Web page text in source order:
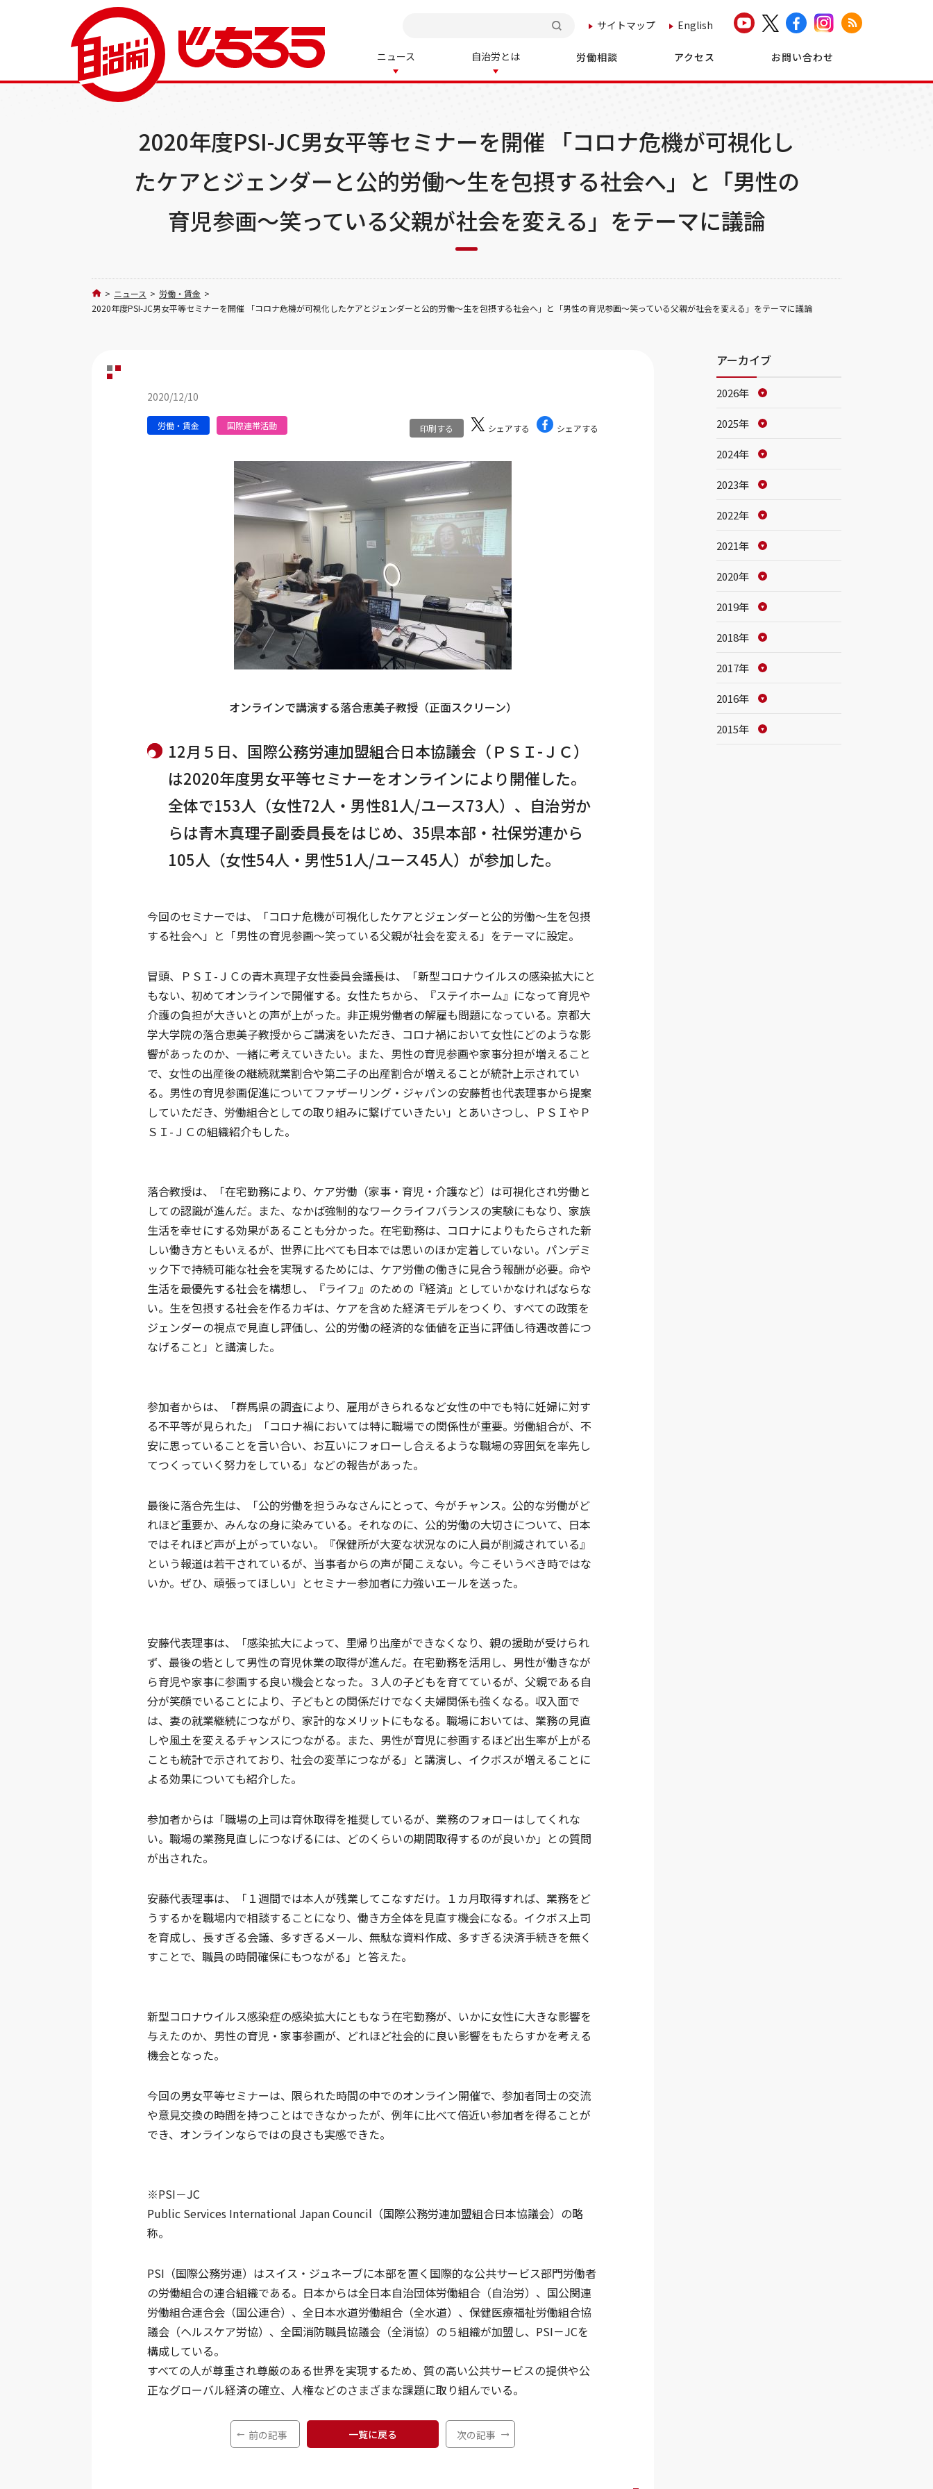
検索 サイトマップ English
ニュース 自治労とは 労働相談 アクセス お問い合わせ
2020年度PSI-JC男女平等セミナーを開催 「コロナ危機が可視化し
たケアとジェンダーと公的労働～生を包摂する社会へ」と「男性の
育児参画～笑っている父親が社会を変える」をテーマに議論
> ニュース > 労働・賃金 >
2020年度PSI-JC男女平等セミナーを開催 「コロナ危機が可視化したケアとジェンダーと公的労働～生を包摂する社会へ」と「男性の育児参画～笑っている父親が社会を変える」をテーマに議論
2020/12/10
労働・賃金 国際連帯活動 印刷する シェアする シェアする
オンラインで講演する落合恵美子教授（正面スクリーン）
12月５日、国際公務労連加盟組合日本協議会（ＰＳＩ-ＪＣ）
は2020年度男女平等セミナーをオンラインにより開催した。
全体で153人（女性72人・男性81人/ユース73人）、自治労か
らは青木真理子副委員長をはじめ、35県本部・社保労連から
105人（女性54人・男性51人/ユース45人）が参加した。
今回のセミナーでは、「コロナ危機が可視化したケアとジェンダーと公的労働～生を包摂
する社会へ」と「男性の育児参画～笑っている父親が社会を変える」をテーマに設定。
冒頭、ＰＳＩ-ＪＣの青木真理子女性委員会議長は、「新型コロナウイルスの感染拡大にと
もない、初めてオンラインで開催する。女性たちから、『ステイホーム』になって育児や
介護の負担が大きいとの声が上がった。非正規労働者の解雇も問題になっている。京都大
学大学院の落合恵美子教授からご講演をいただき、コロナ禍において女性にどのような影
響があったのか、一緒に考えていきたい。また、男性の育児参画や家事分担が増えること
で、女性の出産後の継続就業割合や第二子の出産割合が増えることが統計上示されてい
る。男性の育児参画促進についてファザーリング・ジャパンの安藤哲也代表理事から提案
していただき、労働組合としての取り組みに繋げていきたい」とあいさつし、ＰＳＩやＰ
ＳＩ-ＪＣの組織紹介もした。
落合教授は、「在宅勤務により、ケア労働（家事・育児・介護など）は可視化され労働と
しての認識が進んだ。また、なかば強制的なワークライフバランスの実験にもなり、家族
生活を幸せにする効果があることも分かった。在宅勤務は、コロナによりもたらされた新
しい働き方ともいえるが、世界に比べても日本では思いのほか定着していない。パンデミ
ック下で持続可能な社会を実現するためには、ケア労働の働きに見合う報酬が必要。命や
生活を最優先する社会を構想し、『ライフ』のための『経済』としていかなければならな
い。生を包摂する社会を作るカギは、ケアを含めた経済モデルをつくり、すべての政策を
ジェンダーの視点で見直し評価し、公的労働の経済的な価値を正当に評価し待遇改善につ
なげること」と講演した。
参加者からは、「群馬県の調査により、雇用がきられるなど女性の中でも特に妊婦に対す
る不平等が見られた」「コロナ禍においては特に職場での関係性が重要。労働組合が、不
安に思っていることを言い合い、お互いにフォローし合えるような職場の雰囲気を率先し
てつくっていく努力をしている」などの報告があった。
最後に落合先生は、「公的労働を担うみなさんにとって、今がチャンス。公的な労働がど
れほど重要か、みんなの身に染みている。それなのに、公的労働の大切さについて、日本
ではそれほど声が上がっていない。『保健所が大変な状況なのに人員が削減されている』
という報道は若干されているが、当事者からの声が聞こえない。今こそいうべき時ではな
いか。ぜひ、頑張ってほしい」とセミナー参加者に力強いエールを送った。
安藤代表理事は、「感染拡大によって、里帰り出産ができなくなり、親の援助が受けられ
ず、最後の砦として男性の育児休業の取得が進んだ。在宅勤務を活用し、男性が働きなが
ら育児や家事に参画する良い機会となった。３人の子どもを育てているが、父親である自
分が笑顔でいることにより、子どもとの関係だけでなく夫婦関係も強くなる。収入面で
は、妻の就業継続につながり、家計的なメリットにもなる。職場においては、業務の見直
しや風土を変えるチャンスにつながる。また、男性が育児に参画するほど出生率が上がる
ことも統計で示されており、社会の変革につながる」と講演し、イクボスが増えることに
よる効果についても紹介した。
参加者からは「職場の上司は育休取得を推奨しているが、業務のフォローはしてくれな
い。職場の業務見直しにつなげるには、どのくらいの期間取得するのが良いか」との質問
が出された。
安藤代表理事は、「１週間では本人が残業してこなすだけ。１カ月取得すれば、業務をど
うするかを職場内で相談することになり、働き方全体を見直す機会になる。イクボス上司
を育成し、長すぎる会議、多すぎるメール、無駄な資料作成、多すぎる決済手続きを無く
すことで、職員の時間確保にもつながる」と答えた。
新型コロナウイルス感染症の感染拡大にともなう在宅勤務が、いかに女性に大きな影響を
与えたのか、男性の育児・家事参画が、どれほど社会的に良い影響をもたらすかを考える
機会となった。
今回の男女平等セミナーは、限られた時間の中でのオンライン開催で、参加者同士の交流
や意見交換の時間を持つことはできなかったが、例年に比べて倍近い参加者を得ることが
でき、オンラインならではの良さも実感できた。
※PSI－JC
Public Services International Japan Council（国際公務労連加盟組合日本協議会）の略
称。
PSI（国際公務労連）はスイス・ジュネーブに本部を置く国際的な公共サービス部門労働者
の労働組合の連合組織である。日本からは全日本自治団体労働組合（自治労）、国公関連
労働組合連合会（国公連合）、全日本水道労働組合（全水道）、保健医療福祉労働組合協
議会（ヘルスケア労協）、全国消防職員協議会（全消協）の５組織が加盟し、PSI－JCを
構成している。
すべての人が尊重され尊厳のある世界を実現するため、質の高い公共サービスの提供や公
正なグローバル経済の確立、人権などのさまざまな課題に取り組んでいる。
前の記事 一覧に戻る 次の記事
アーカイブ
2026年
2025年
2024年
2023年
2022年
2021年
2020年
2019年
2018年
2017年
2016年
2015年